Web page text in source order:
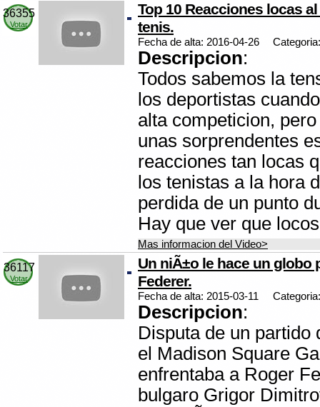
36355
Votar
Top 10 Reacciones locas
tenis.
Fecha de alta: 2016-04-26 Categoria:
Descripcion:
Todos sabemos la
los deportistas
alta competicion,
unas sorprendentes
reacciones tan locas
los tenistas a la hora
perdida de un punto
Hay que ver que
Mas informacion del Video>
36117
Votar
Un niÃ±o le hace un globo
Federer.
Fecha de alta: 2015-03-11 Categoria:
Descripcion:
Disputa de un partido
el Madison Square
enfrentaba a Roger
bulgaro Grigor